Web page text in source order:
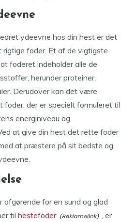
ydeevne hos din hest er det
foder. Et af de vigtigste
foderet indeholder alle de
herunder proteiner,
Derudover kan det være
der er specielt formuleret til
energiniveau og
at give din hest det rette foder
at præstere på sit bedste og
afgørende for en sund og glad
til hestefoder
, er